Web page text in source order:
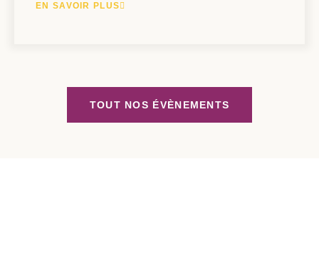
EN SAVOIR PLUS
TOUT NOS ÉVÈNEMENTS